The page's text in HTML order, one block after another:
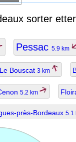
sorter
Pessac 5.9 km
Le Bouscat 3 km
5.2 km
près-Bordeaux 5.1